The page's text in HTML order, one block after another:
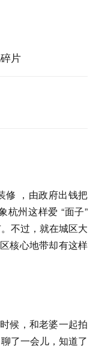
片
修 ，由政府出钱把
杭州这样爱 “面子”
不过，就在城区大
核心地带却有这样
候，和老婆一起拍
了一会儿，知道了